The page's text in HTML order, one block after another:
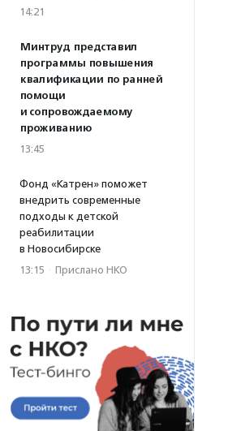
14:21
Минтруд представил
программы повышения
квалификации по ранней
помощи
и сопровождаемому
проживанию
13:45
Фонд «Катрен» поможет
внедрить современные
подходы к детской
реабилитации
в Новосибирске
13:15 · Прислано НКО